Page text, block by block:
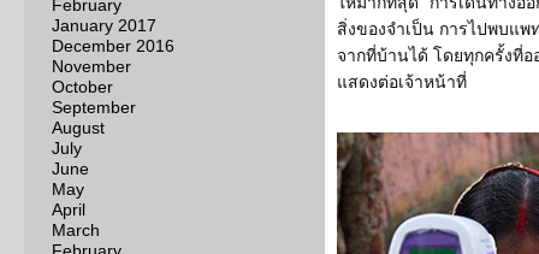
February
January 2017
December 2016
November
October
September
August
July
June
May
April
March
สิ่งของจำเป็น การไปพบแพ
จากที่บ้านได้ โดยทุกครั้งที่
แสดงต่อเจ้าหน้าที่